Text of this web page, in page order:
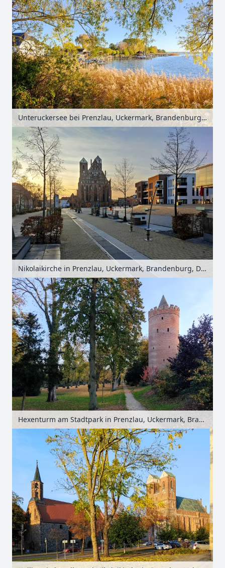
Unteruckersee bei Prenzlau, Uckermark, Brandenburg, Deutschland
Nikolaikirche in Prenzlau, Uckermark, Brandenburg, Deutschland
Hexenturm am Stadtpark in Prenzlau, Uckermark, Brandenburg, Deutschland